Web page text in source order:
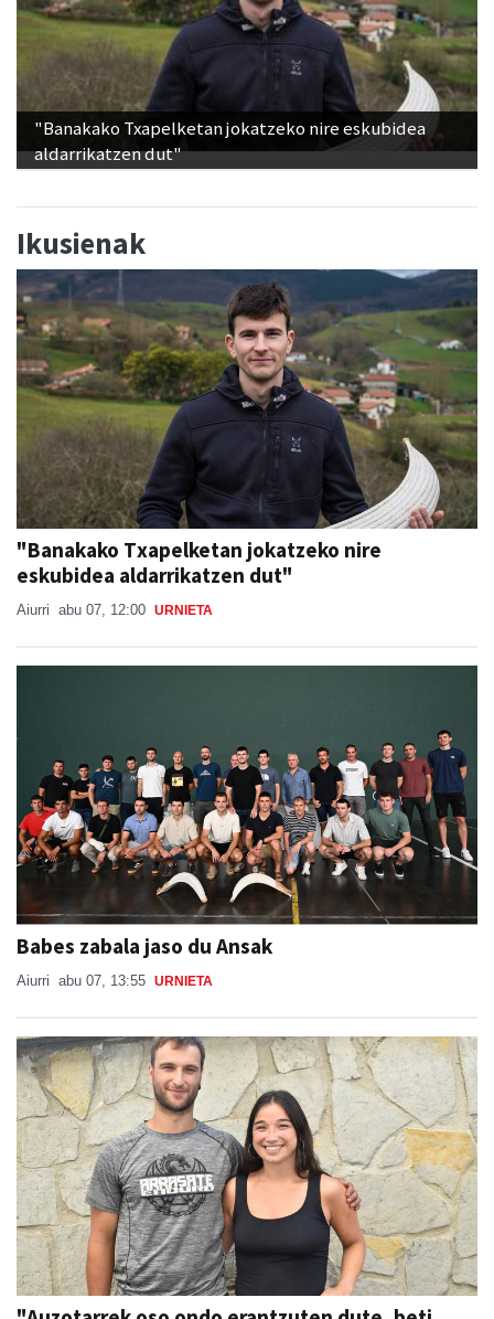
"Banakako Txapelketan jokatzeko nire eskubidea
aldarrikatzen dut"
Ikusienak
"Banakako Txapelketan jokatzeko nire
eskubidea aldarrikatzen dut"
Aiurri abu 07, 12:00 URNIETA
Babes zabala jaso du Ansak
Aiurri abu 07, 13:55 URNIETA